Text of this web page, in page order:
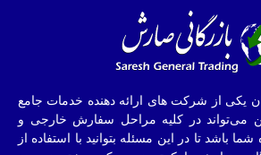
یکی از شرکت های ارائه دهنده خدمات جامع
می‌تواند در کلیه مراحل سفارش خارجی و
باشد تا در این مسئله بتوانید با استفاده از